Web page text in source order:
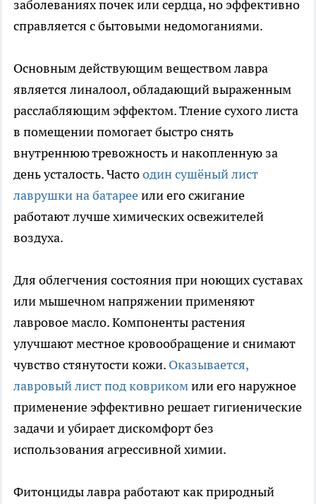
заболеваниях почек или сердца, но эффективно
справляется с бытовыми недомоганиями.
Основным действующим веществом лавра
является линалоол, обладающий выраженным
расслабляющим эффектом. Тление сухого листа
в помещении помогает быстро снять
внутреннюю тревожность и накопленную за
день усталость. Частоодин сушёный лист
лаврушки на батарееили его сжигание
работают лучше химических освежителей
воздуха.
Для облегчения состояния при ноющих суставах
или мышечном напряжении применяют
лавровое масло. Компоненты растения
улучшают местное кровообращение и снимают
чувство стянутости кожи. Оказывается,
лавровый лист под коврикомили его наружное
применение эффективно решает гигиенические
задачи и убирает дискомфорт без
использования агрессивной химии.
Фитонциды лавра работают как природный